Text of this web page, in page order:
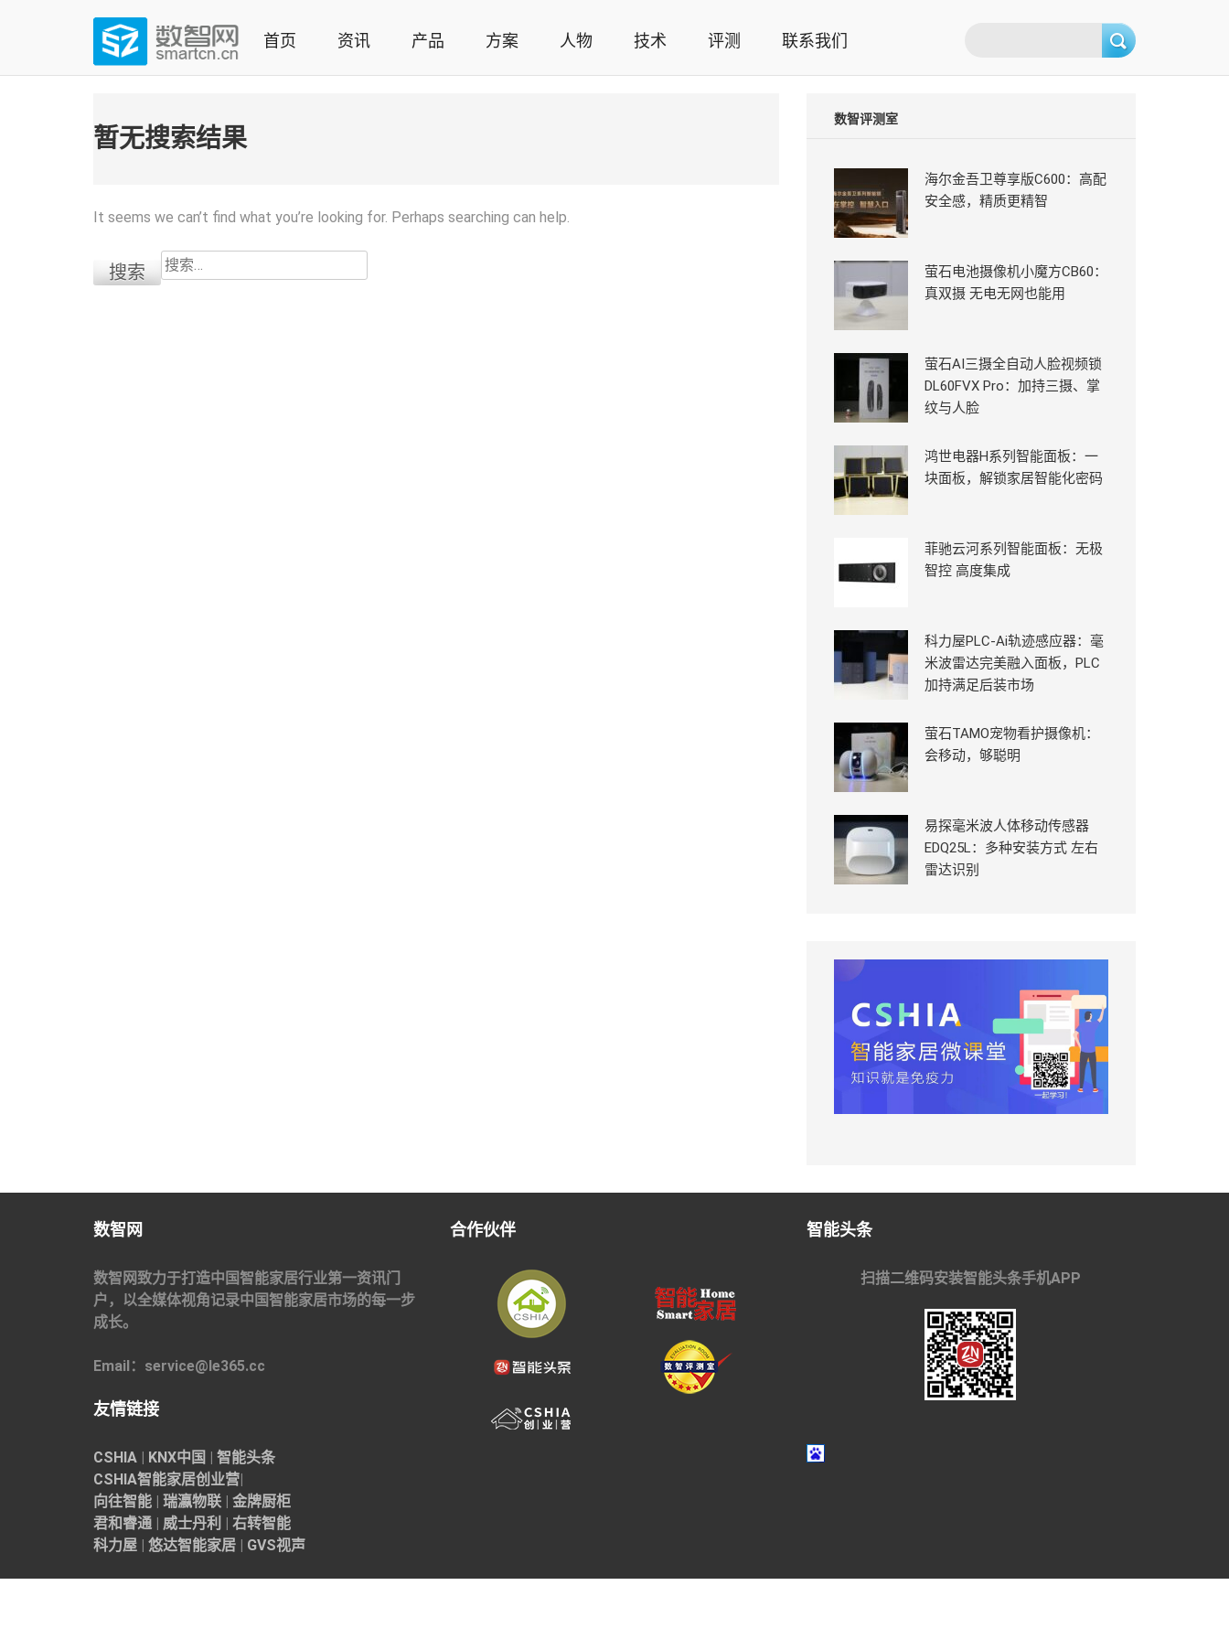
(Press
数智网
智能家居第一资讯门户 | 智能家居系统，智能家居产品，智能家居解决方案，智能家居技术应用，智能家居行业观点，智能家居项目案例
首页 资讯 产品 方案 人物 技术 评测 联系我们
暂无搜索结果
It seems we can’t find what you’re looking for. Perhaps searching can help.
搜
索：
数智评测室
海尔金吾卫尊享版C600：高配
安全感，精质更精智
萤石电池摄像机小魔方CB60：
真双摄 无电无网也能用
萤石AI三摄全自动人脸视频锁
DL60FVX Pro：加持三摄、掌
纹与人脸
鸿世电器H系列智能面板：一
块面板，解锁家居智能化密码
菲驰云河系列智能面板：无极
智控 高度集成
科力屋PLC-Ai轨迹感应器：毫
米波雷达完美融入面板，PLC
加持满足后装市场
萤石TAMO宠物看护摄像机：
会移动，够聪明
易探毫米波人体移动传感器
EDQ25L：多种安装方式 左右
雷达识别
数智网
数智网致力于打造中国智能家居行业第一资讯门
户，以全媒体视角记录中国智能家居市场的每一步
成长。
Email：service@le365.cc
友情链接
CSHIA | KNX中国 | 智能头条
CSHIA智能家居创业营|
向往智能 | 瑞瀛物联 | 金牌厨柜
君和睿通 | 威士丹利 | 右转智能
科力屋 | 悠达智能家居 | GVS视声
合作伙伴 智能头条
扫描二维码安装智能头条手机APP